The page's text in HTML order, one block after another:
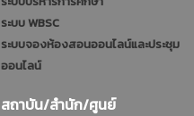
ระบบ WBSC
ระบบจองห้องสอนออนไลน์และประชุม
ออนไลน์
สถาบัน/สำนัก/ศูนย์